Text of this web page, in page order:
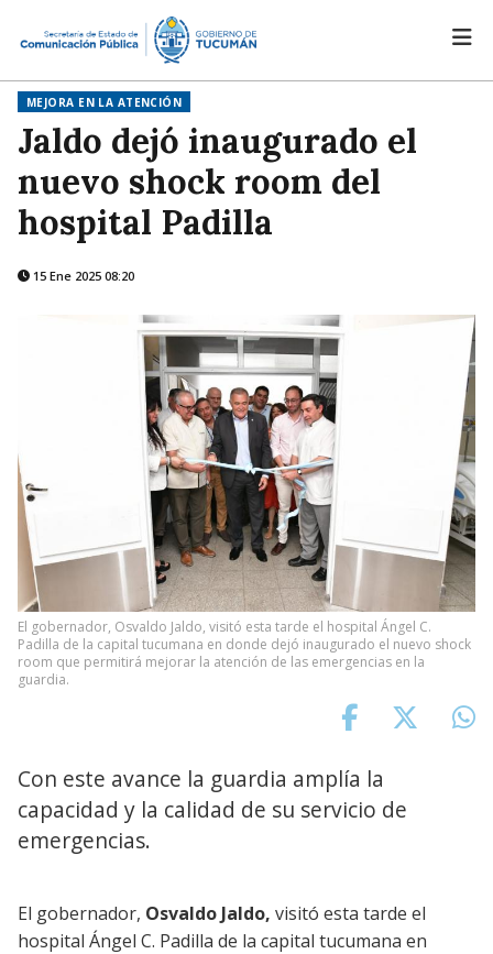
MEJORA EN LA ATENCIÓN
Jaldo dejó inaugurado el
nuevo shock room del
hospital Padilla
15 Ene 2025 08:20
El gobernador, Osvaldo Jaldo, visitó esta tarde el hospital Ángel C.
Padilla de la capital tucumana en donde dejó inaugurado el nuevo shock
room que permitirá mejorar la atención de las emergencias en la
guardia.
Con este avance la guardia amplía la
capacidad y la calidad de su servicio de
emergencias.
El gobernador, Osvaldo Jaldo, visitó esta tarde el
hospital Ángel C. Padilla de la capital tucumana en